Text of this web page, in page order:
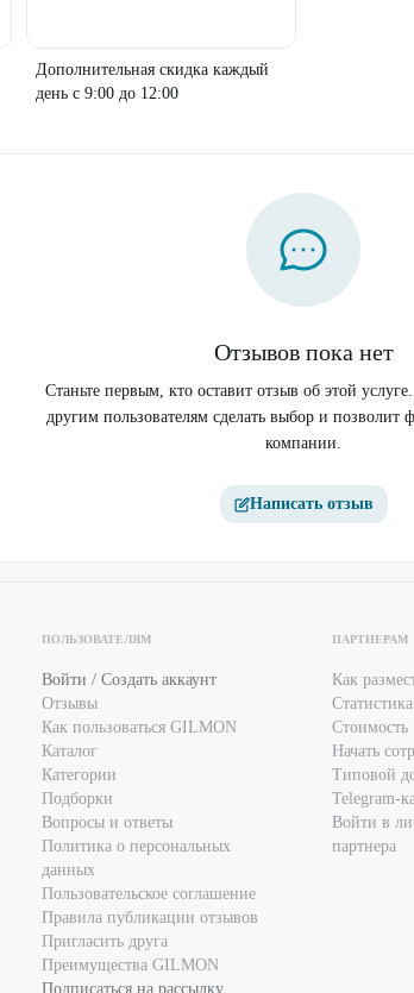
Дополнительная скидка каждый
день с 9:00 до 12:00
Отзывов пока нет
Станьте первым, кто оставит отзыв об этой
другим пользователям сделать выбор и позволит
компании.
Написать отзыв
ПОЛЬЗОВАТЕЛЯМ
Войти / Создать аккаунт
Отзывы
Как пользоваться GILMON
Каталог
Категории
Подборки
Вопросы и ответы
Политика о персональных
данных
Пользовательское соглашение
Правила публикации отзывов
Пригласить друга
Преимущества GILMON
Подписаться на рассылку
ПАРТНЕРАМ
Как
Стоимость
Начать
Типовой
Telegram-
Войти в
партнера